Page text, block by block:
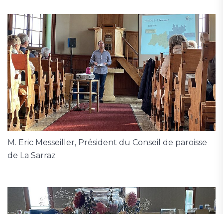
M. Eric Messeiller, Président du Conseil de paroisse
de La Sarraz